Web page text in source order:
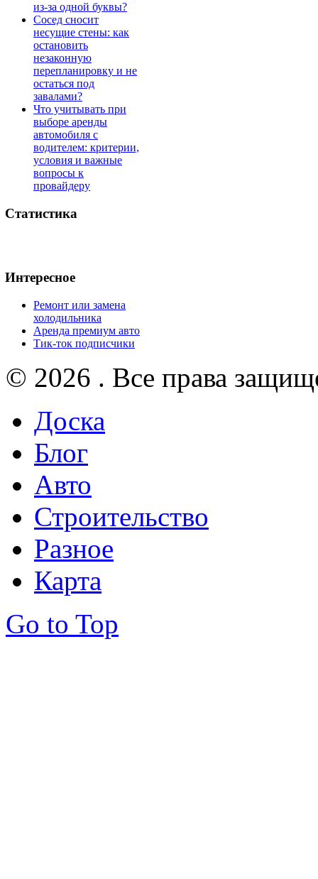
из-за одной буквы?
Сосед сносит
несущие стены: как
остановить
незаконную
перепланировку и не
остаться под
завалами?
Что учитывать при
выборе аренды
автомобиля с
водителем: критерии,
условия и важные
вопросы к
провайдеру
Статистика
Интересное
Ремонт или замена
холодильника
Аренда премиум авто
Тик-ток подписчики
© 2026 . Все права
Доска
Блог
Авто
Строительство
Разное
Карта
Go to Top